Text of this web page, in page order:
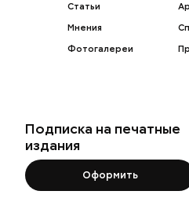
Статьи
Мнения
Фотогалереи
Подписка на печатные
издания
Оформить